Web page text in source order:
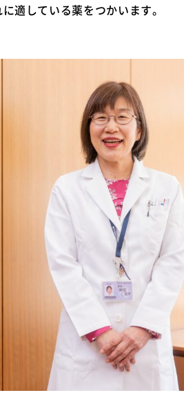
適している薬をつかいます。